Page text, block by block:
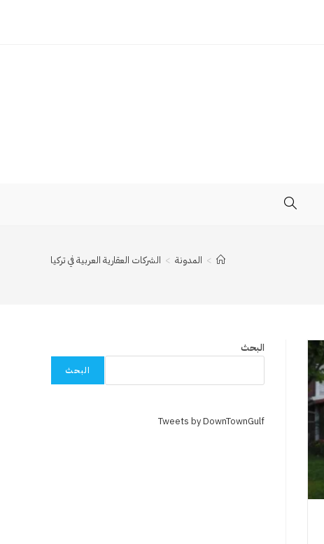
TOGGLE
> المدونة > الشركات العقارية العربية في تركيا
البحث
البحث
Tweets by DownTownGulf